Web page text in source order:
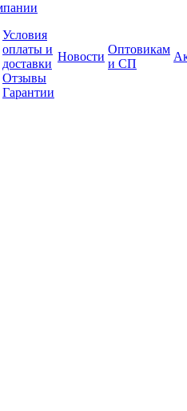
Условия
оплаты и
доставки
Отзывы
Гарантии
Новости
Оптовикам
и СП